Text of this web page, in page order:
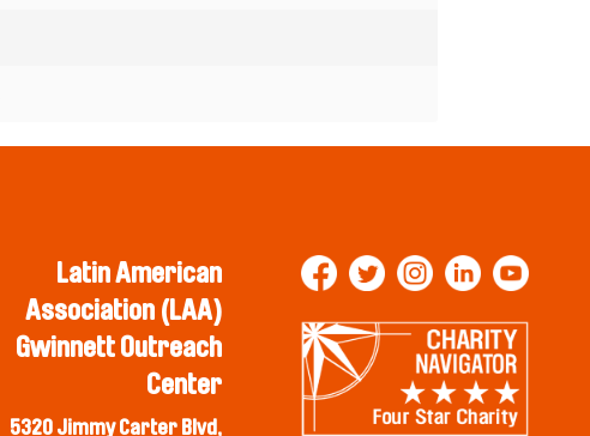
Latin American
Association (LAA)
Gwinnett Outreach
Center
5320 Jimmy Carter Blvd,